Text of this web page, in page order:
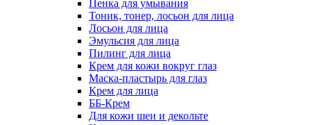
Пенка для умывания
Тоник, тонер, лосьон для лица
Лосьон для лица
Эмульсия для лица
Пилинг для лица
Крем для кожи вокруг глаз
Маска-пластырь для глаз
Крем для лица
ББ-Крем
Для кожи шеи и декольте